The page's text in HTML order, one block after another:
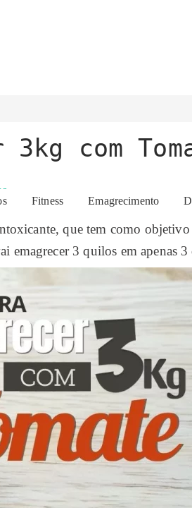
Fitness Emagrecimento
com
que tem como
emagrecer 3 quilos em apenas 3